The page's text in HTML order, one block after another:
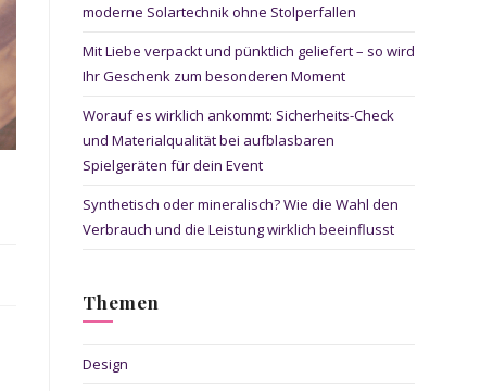
moderne Solartechnik ohne Stolperfallen
Mit Liebe verpackt und pünktlich geliefert – so wird
Ihr Geschenk zum besonderen Moment
Worauf es wirklich ankommt: Sicherheits-Check
und Materialqualität bei aufblasbaren
Spielgeräten für dein Event
Synthetisch oder mineralisch? Wie die Wahl den
Verbrauch und die Leistung wirklich beeinflusst
Themen
Design